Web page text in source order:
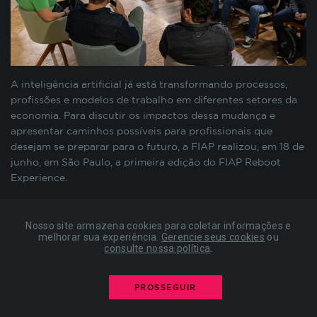
Nosso site armazena cookies para coletar informações e
melhorar sua experiência. Gerencie seus cookies ou
consulte nossa política
PROSSEGUIR
A inteligência artificial já está transformando processos,
profissões e modelos de trabalho em diferentes setores da
economia. Para discutir os impactos dessa mudança e
apresentar caminhos possíveis para profissionais que
desejam se preparar para o futuro, a FIAP realizou, em 18 de
junho, em São Paulo, a primeira edição do FIAP Reboot
Experience.
de Janeiro (27 de junho) e Porto Alegre (4 de julho), teve
mais de quinhentos inscritos e foi criada para aproximar o
debate sobre inteligência artificial da realidade de
novas trajetórias de carreira.
preenchimento de formulários, contagem de
visitas para a medição de performance de
páginas, entre outros. Todos armazenados sem a
possibilidade de identificação pessoal. Ao
configurar seu navegador para bloquear esses
cookies, algumas partes do site podem não
funcionar.
COOKIES DE PUBLICIDADE
compor um perfil sobre seus interesses e, a partir
disso, mostrar anúncios relevantes para você em
outros sites. As informações armazenadas são